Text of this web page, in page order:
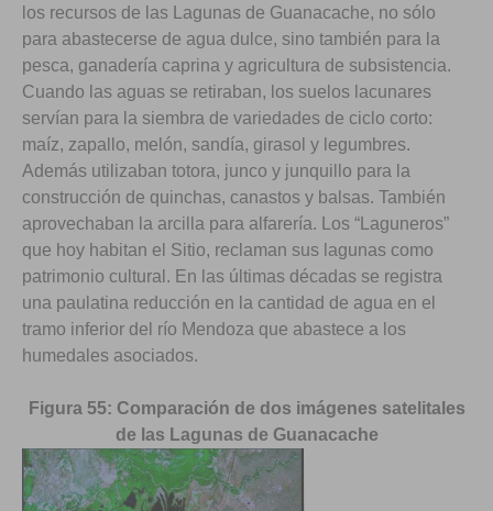
los recursos de las Lagunas de Guanacache, no sólo
para abastecerse de agua dulce, sino también para la
pesca, ganadería caprina y agricultura de subsistencia.
Cuando las aguas se retiraban, los suelos lacunares
servían para la siembra de variedades de ciclo corto:
maíz, zapallo, melón, sandía, girasol y legumbres.
Además utilizaban totora, junco y junquillo para la
construcción de quinchas, canastos y balsas. También
aprovechaban la arcilla para alfarería. Los “Laguneros”
que hoy habitan el Sitio, reclaman sus lagunas como
patrimonio cultural. En las últimas décadas se registra
una paulatina reducción en la cantidad de agua en el
tramo inferior del río Mendoza que abastece a los
humedales asociados.
Figura 55: Comparación de dos imágenes satelitales
de las Lagunas de Guanacache